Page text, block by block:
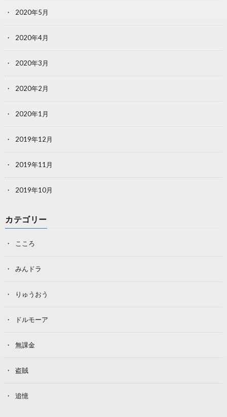
2020年5月
2020年4月
2020年3月
2020年2月
2020年1月
2019年12月
2019年11月
2019年10月
カテゴリー
こころ
みんドラ
りゅうおう
ドルモーア
無課金
盗賊
追憶